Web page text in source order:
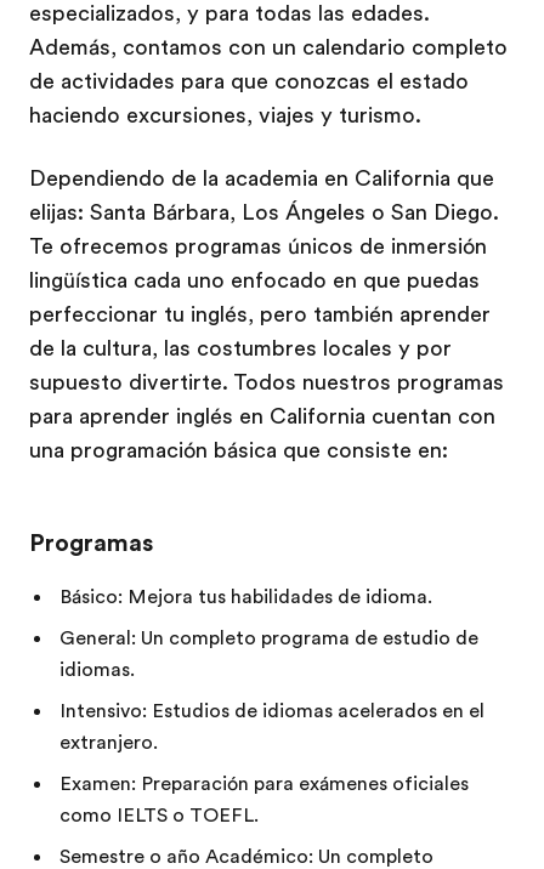
especializados, y para todas las edades.
Además, contamos con un calendario completo
de actividades para que conozcas el estado
haciendo excursiones, viajes y turismo.
Dependiendo de la academia en California que
elijas: Santa Bárbara, Los Ángeles o San Diego.
Te ofrecemos programas únicos de inmersión
lingüística cada uno enfocado en que puedas
perfeccionar tu inglés, pero también aprender
de la cultura, las costumbres locales y por
supuesto divertirte. Todos nuestros programas
para aprender inglés en California cuentan con
una programación básica que consiste en:
Programas
Básico: Mejora tus habilidades de idioma.
General: Un completo programa de estudio de
idiomas.
Intensivo: Estudios de idiomas acelerados en el
extranjero.
Examen: Preparación para exámenes oficiales
como IELTS o TOEFL.
Semestre o año Académico: Un completo